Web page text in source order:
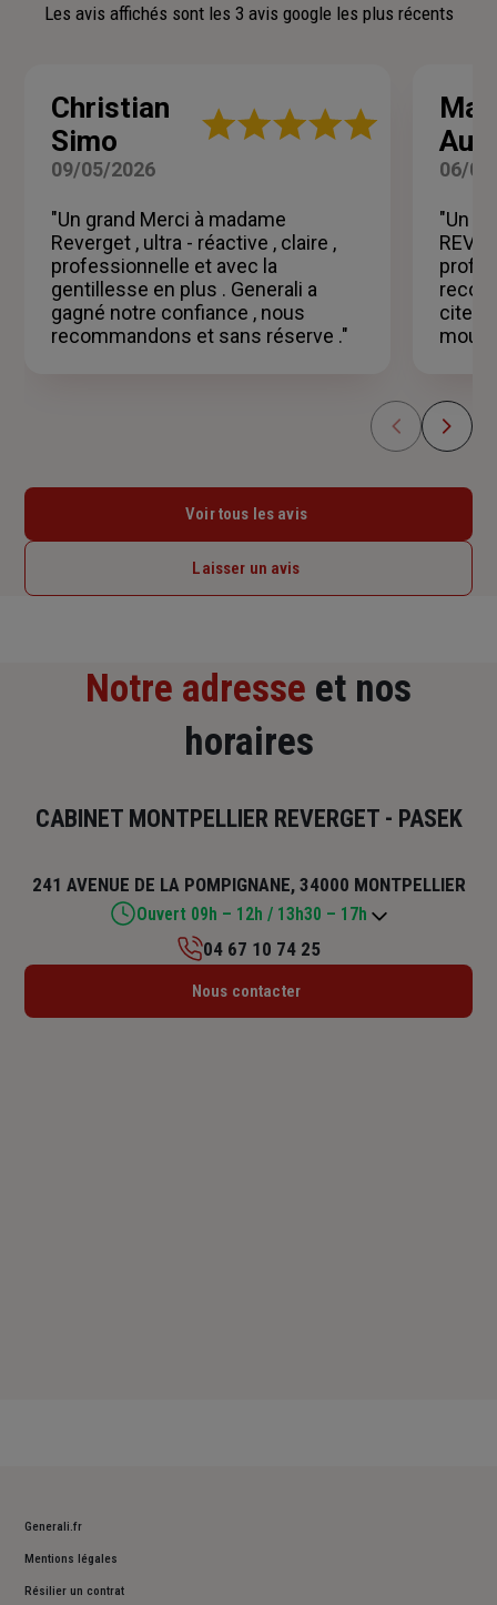
Les avis affichés sont les 3 avis google les plus récents
Christian
Simo
Note
étoiles
09/05/2026
"Un grand Merci à madame
Reverget , ultra - réactive , claire ,
professionnelle et avec la
gentillesse en plus . Generali a
gagné notre confiance , nous
recommandons et sans réserve ."
06/
"Un
citer
mous
Voir tous les avis
Laisser un avis
Notre adresse et nos
horaires
CABINET MONTPELLIER REVERGET - PASEK
241 AVENUE DE LA POMPIGNANE, 34000 MONTPELLIER
Ouvert 09h – 12h / 13h30 – 17h
Lundi : 09h – 12h / 13h30 – 17h30
04 67 10 74 25
Nous contacter
Generali.fr
Mentions légales
Résilier un contrat